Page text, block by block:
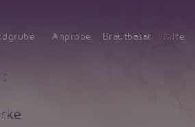
Anprobe Brautbasar Hilfe